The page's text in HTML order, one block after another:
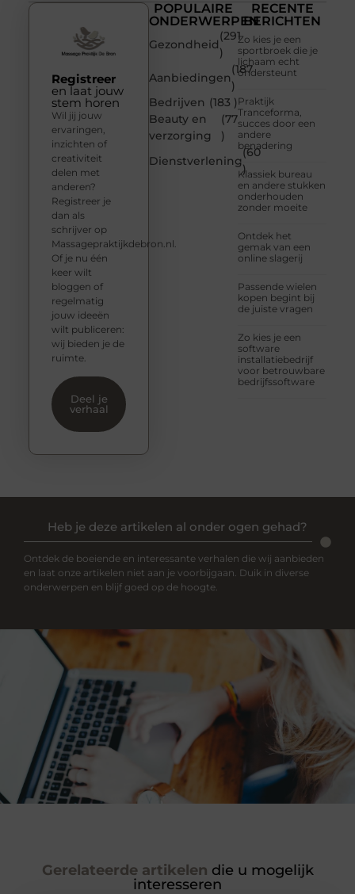
POPULAIRE
ONDERWERPEN
Gezondheid
(291
)
Aanbiedingen
(187
)
Bedrijven (183 )
Beauty en
verzorging
(77
)
Dienstverlening
(60
)
RECENTE
BERICHTEN
Zo kies je een
sportbroek die je
lichaam echt
ondersteunt
Praktijk
Tranceforma,
succes door een
andere
benadering
Klassiek bureau
en andere stukken
onderhouden
zonder moeite
Ontdek het
gemak van een
online slagerij
Passende wielen
kopen begint bij
de juiste vragen
Zo kies je een
software
installatiebedrijf
voor betrouwbare
bedrijfssoftware
Registreer
en laat jouw
stem horen
Wil jij jouw
ervaringen,
inzichten of
creativiteit
delen met
anderen?
Registreer je
dan als
schrijver op
Massagepraktijkdebron.nl.
Of je nu één
keer wilt
bloggen of
regelmatig
jouw ideeën
wilt publiceren:
wij bieden je de
ruimte.
Deel je
verhaal
Heb je deze artikelen al onder ogen gehad?
Ontdek de boeiende en interessante verhalen die wij aanbieden
en laat onze artikelen niet aan je voorbijgaan. Duik in diverse
onderwerpen en blijf goed op de hoogte.
Gerelateerde artikelen die u mogelijk
interesseren